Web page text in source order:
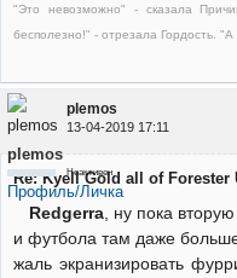
"Это невозможно" - сказала
бесполезно!" - отрезала Гордость.
plemos
13-04-2019 17:11
plemos
Неактивен
Профиль/Личка
Re: Kyell Gold all of Forester
Redgerra, ну пока
и футбола там даже
жаль экранизировать